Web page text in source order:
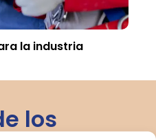
la industria
los